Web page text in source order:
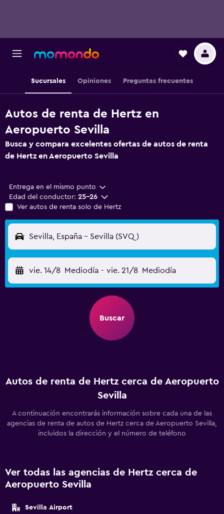
Sucursales Opiniones Preguntas frecuentes
Autos de renta de Hertz en
Aeropuerto Sevilla
Busca y compara excelentes ofertas de autos de renta
de Hertz en Aeropuerto Sevilla
Entrega en el mismo punto
Edad del conductor: 25-26
Ver autos de renta solo de Hertz
Sevilla, España - Sevilla (SVQ)
vie. 14/8 Mediodía - vie. 21/8 Mediodía
Buscar
Autos de renta de Hertz cerca de Aeropuerto
Sevilla
A continuación encontrarás información sobre cada una de las
agencias de renta de autos de Hertz cerca de Aeropuerto Sevilla,
incluidos la dirección y el número de teléfono
Ver todas las agencias de Hertz cerca de
Aeropuerto Sevilla
Sevilla Airport